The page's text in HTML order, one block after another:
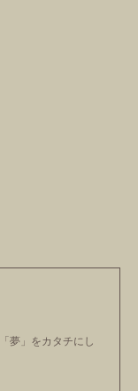
「夢」をカタチにし